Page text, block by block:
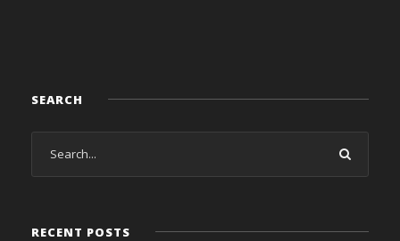
SEARCH
RECENT POSTS